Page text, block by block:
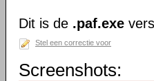
Dit is de .paf.exe
Stel een correctie voor
Screenshots: